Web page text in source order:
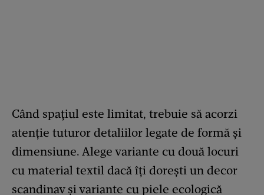
Când spațiul este limitat, trebuie să acorzi
atenție tuturor detaliilor legate de formă şi
dimensiune. Alege variante cu două locuri
cu material textil dacă îţi doreşti un decor
scandinav şi variante cu piele ecologică